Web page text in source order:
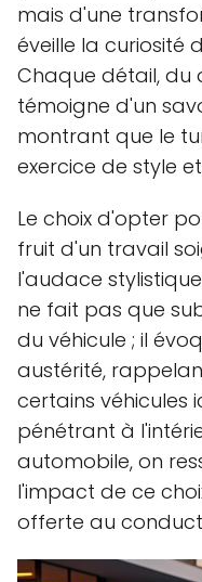
mais d'une
éveille la curiosité
Chaque détail, du
témoigne d'un
montrant que le
exercice de style
Le choix d'opter
fruit d'un travail
l'audace
ne fait pas que
du véhicule ; il
austérité,
certains véhicules
pénétrant à
automobile, on
l'impact de ce
offerte au